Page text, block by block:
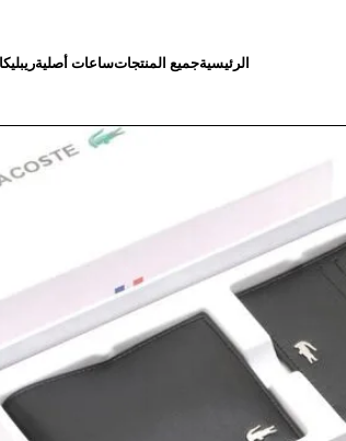
الرئيسيةجميع المنتجاتساعات أصلية